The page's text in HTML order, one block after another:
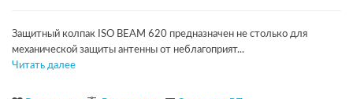
Защитный колпак ISO BEAM 620 предназначен не столько для
механической защиты антенны от неблагоприят...
Читать далее